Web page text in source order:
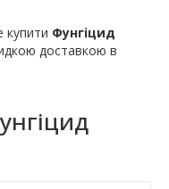
Фунгіцид
доставкою в